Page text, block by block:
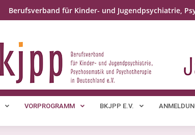
Berufsverband für Kinder- und Jugendpsychiatrie,
VORPROGRAMM BKJPP E.V.